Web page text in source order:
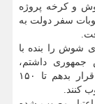
و کرخه پروژه
سفر دولت به
شوش را بنده با
جمهوری داشتم،
توانستم جز مصوبات سفر دولت به خوزستان قرار بدهم تا ۱۵۰
کنند.